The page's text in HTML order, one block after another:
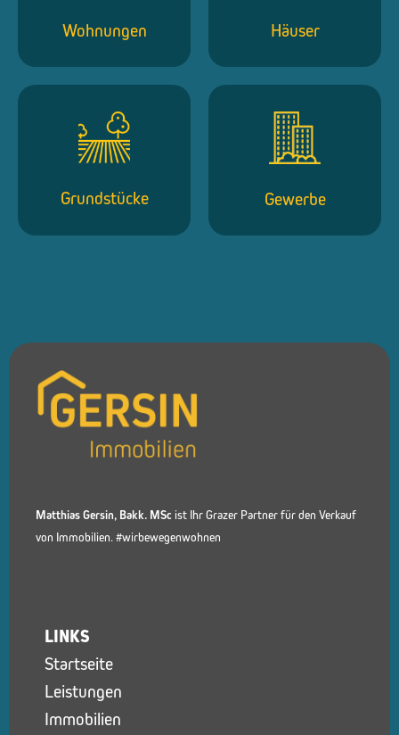
Wohnungen Häuser
Grundstücke Gewerbe
Matthias Gersin, Bakk. MSc ist Ihr Grazer Partner für den Verkauf
von Immobilien. #wirbewegenwohnen
LINKS
Startseite
Leistungen
Immobilien